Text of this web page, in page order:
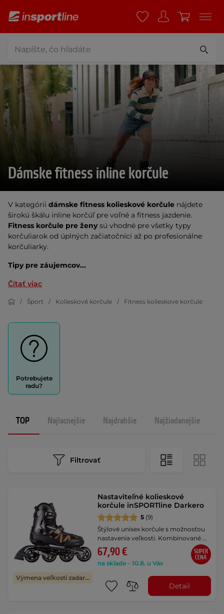
Dámske fitness inline korčule
V kategórii dámske fitness kolieskové korčule nájdete
širokú škálu inline korčúľ pre voľné a fitness jazdenie.
Fitness korčule pre ženysú vhodné pre všetky typy
korčuliarok od úplných začiatočníci až po profesionálne
korčuliarky.
Tipy pre záujemcov...
Čítať viac
Šport Kolieskové korčule Fitness kolieskove korčule
Potrebujete
radu?
TOP Najlacnejšie Najdrahšie Najžiadanejšie
Filtrovať
Výmena veľkosti zadarmo
Nastaviteľné kolieskové
korčule inSPORTline Darkero
5 (9)
Štýlové unisex korčule s možnosťou
nastavenia veľkosti. Kombinované …
67,90 €
na sklade – 10.8. u Vás
SUPER
CENA
Detail